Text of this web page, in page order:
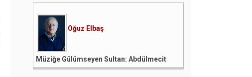
Oğuz Elbaş
Müziğe Gülümseyen Sultan: Abdülmecit